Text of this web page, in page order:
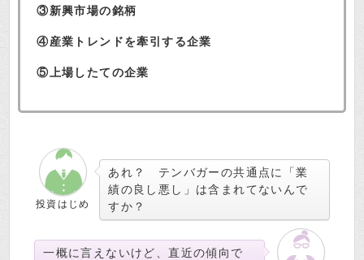
③新興市場の銘柄
④産業トレンドを牽引する企業
⑤上場したての企業
投資はじめ
あれ？ テンバガーの共通点に「業
績の良し悪し」は含まれてないんで
すか？
一概に言えないけど、直近の傾向で